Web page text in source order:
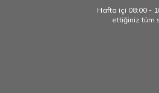
Hafta içi 08:00 -
ettiğiniz tüm